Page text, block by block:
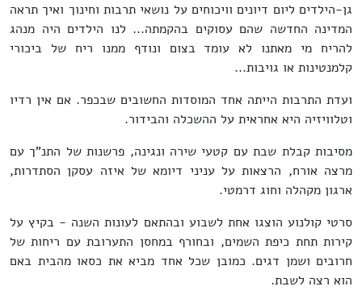
גן-הילדים ליום דיונים וויכוחים על נושאי תרבות וחינוך ואיך תראה
המדינה החדשה שהם עסוקים בהקמתה... לנו הילדים היה מנהג
להריח מי מאתנו לא עומד בצום ונודף ממנו ריח של ביכורי
קלמנטינות או גויבות...
ועדת התרבות הייתה אחד המוסדות החשובים שבכפר. אם אין רדיו
וטלוויזיה היא אחראית על ההשכלה והבידור.
מסיבות קבלת שבת עם קטעי שירה ונגינה, פרשנות של התנ"ך עם
מרצה אורח, הרצאות על עניני דיומא של איזה עסקן הסתדרות,
ארגון מקהלה וחוג דרמטי.
סרטי קולנוע הוצגו אחת לשבוע ובהתאם לעונות השנה - בקיץ על
קירות תחת כיפת השמים, ובחורף במחסן התערובת עם ריחות של
חרובים ושמן דגים. כמובן שכל אחד מביא את כסאו מהבית באם
הוא רצה לשבת.